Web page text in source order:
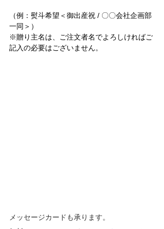
（例：熨斗希望＜御出産祝 / 〇〇会社企画部
一同＞）
※贈り主名は、ご注文者名でよろしければご
記入の必要はございません。
メッセージカードも承ります。